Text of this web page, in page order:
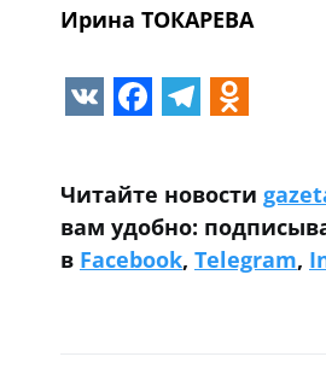
Ирина ТОКАРЕВА
VK Facebook
Читайте новости
вам удобно:
в Facebook, Telegram,